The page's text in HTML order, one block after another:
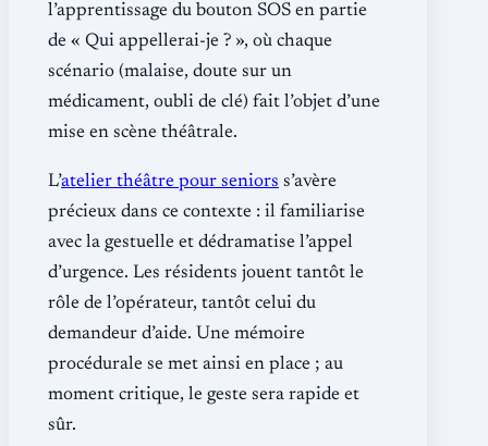
l’apprentissage du bouton SOS en partie
de « Qui appellerai-je ? », où chaque
scénario (malaise, doute sur un
médicament, oubli de clé) fait l’objet d’une
mise en scène théâtrale.
L’atelier théâtre pour seniors s’avère
précieux dans ce contexte : il familiarise
avec la gestuelle et dédramatise l’appel
d’urgence. Les résidents jouent tantôt le
rôle de l’opérateur, tantôt celui du
demandeur d’aide. Une mémoire
procédurale se met ainsi en place ; au
moment critique, le geste sera rapide et
sûr.